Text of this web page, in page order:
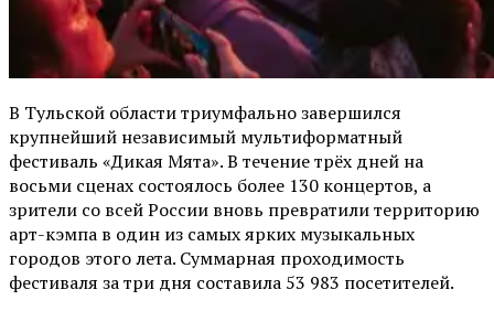
В Тульской области триумфально завершился
крупнейший независимый мультиформатный
фестиваль «Дикая Мята». В течение трёх дней на
восьми сценах состоялось более 130 концертов, а
зрители со всей России вновь превратили территорию
арт-кэмпа в один из самых ярких музыкальных
городов этого лета. Суммарная проходимость
фестиваля за три дня составила 53 983 посетителей.